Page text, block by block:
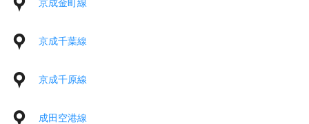
京成金町線
京成千葉線
京成千原線
成田空港線